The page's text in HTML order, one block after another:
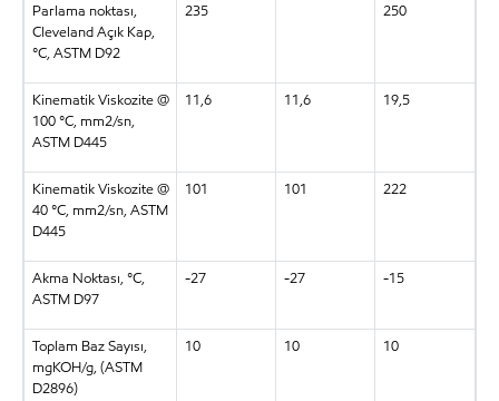
Parlama noktası,
Cleveland Açık Kap,
°C, ASTM D92
235 250
Kinematik Viskozite @
100 °C, mm2/sn,
ASTM D445
11,6 11,6 19,5
Kinematik Viskozite @
40 °C, mm2/sn, ASTM
D445
101 101 222
Akma Noktası, °C,
ASTM D97
-27 -27 -15
Toplam Baz Sayısı,
mgKOH/g, (ASTM
D2896)
10 10 10